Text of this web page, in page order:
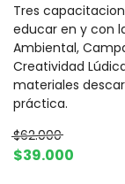
Tres
educar en y con
Ambiental,
Creatividad
materiales
práctica.
$62.000
$39.000